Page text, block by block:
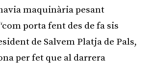
maquinària pesant
porta fent des de fa sis
de Salvem Platja de Pals,
per fet que al darrera